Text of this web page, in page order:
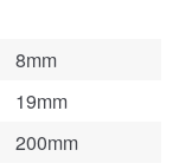
8mm
19mm
200mm